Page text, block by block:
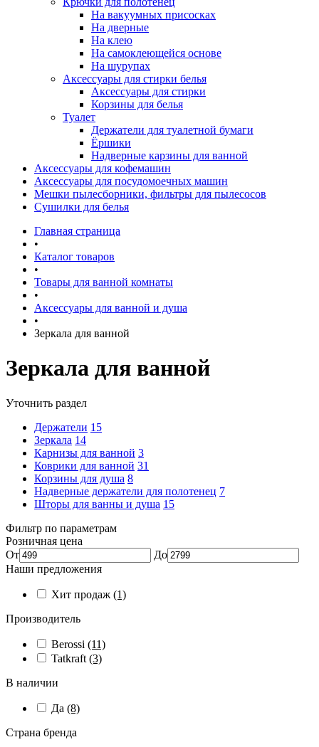
На вакуумных присосках
На дверные
На клею
На самоклеющейся основе
На шурупах
Аксессуары для стирки белья
Аксессуары для стирки
Корзины для белья
Туалет
Держатели для туалетной бумаги
Ёршики
Надверные карзины для ванной
Аксессуары для кофемашин
Аксессуары для посудомоечных машин
Мешки пылесборники, фильтры для пылесосов
Сушилки для белья
Главная страница
•
Каталог товаров
•
Товары для ванной комнаты
•
Аксессуары для ванной и душа
•
Зеркала для ванной
Зеркала для ванной
Уточнить раздел
Держатели 15
Зеркала 14
Карнизы для ванной 3
Коврики для ванной 31
Корзины для душа 8
Надверные держатели для полотенец 7
Шторы для ванны и душа 15
Фильтр по параметрам
Розничная цена
От
До
Наши предложения
Хит продаж (1)
Производитель
Berossi (11)
Tatkraft (3)
В наличии
Да (8)
Страна бренда